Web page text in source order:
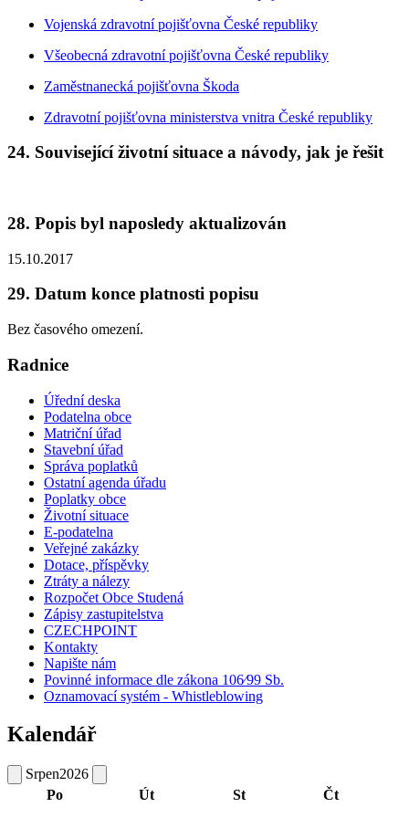
Vojenská zdravotní pojišťovna České republiky
Všeobecná zdravotní pojišťovna České republiky
Zaměstnanecká pojišťovna Škoda
Zdravotní pojišťovna ministerstva vnitra České republiky
24. Související životní situace a návody, jak je řešit
28. Popis byl naposledy aktualizován
15.10.2017
29. Datum konce platnosti popisu
Bez časového omezení.
Radnice
Úřední deska
Podatelna obce
Matriční úřad
Stavební úřad
Správa poplatků
Ostatní agenda úřadu
Poplatky obce
Životní situace
E-podatelna
Veřejné zakázky
Dotace, příspěvky
Ztráty a nálezy
Rozpočet Obce Studená
Zápisy zastupitelstva
CZECHPOINT
Kontakty
Napište nám
Povinné informace dle zákona 106⁄99 Sb.
Oznamovací systém - Whistleblowing
Kalendář
Srpen2026
Po
Út St Čt